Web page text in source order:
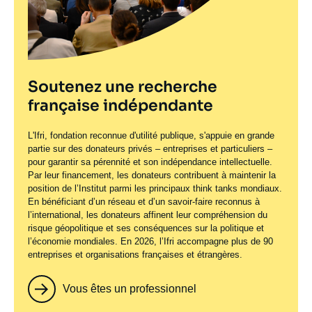
Soutenez une recherche
française indépendante
L'Ifri, fondation reconnue d'utilité publique, s'appuie en grande
partie sur des donateurs privés – entreprises et particuliers –
pour garantir sa pérennité et son indépendance intellectuelle.
Par leur financement, les donateurs contribuent à maintenir la
position de l’Institut parmi les principaux think tanks mondiaux.
En bénéficiant d’un réseau et d’un savoir-faire reconnus à
l’international, les donateurs affinent leur compréhension du
risque géopolitique et ses conséquences sur la politique et
l’économie mondiales. En 2026, l’Ifri accompagne plus de 90
entreprises et organisations françaises et étrangères.
Vous êtes un professionnel